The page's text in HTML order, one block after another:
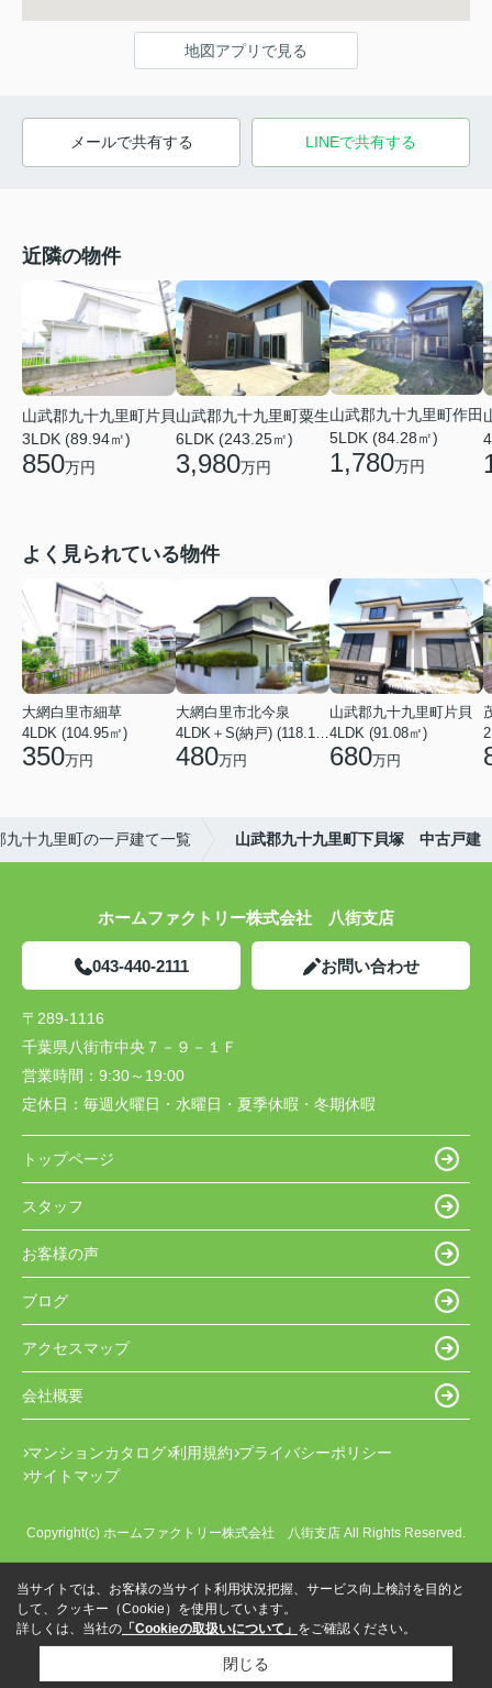
地図アプリで見る
メールで共有する LINEで共有する
近隣の物件
山武郡九十九里町片貝
3LDK (89.94㎡)
850万円
山武郡九十九里町粟生
6LDK (243.25㎡)
3,980万円
山武郡九十九里町作田
5LDK (84.28㎡)
1,780万円
よく見られている物件
大網白里市細草
4LDK (104.95㎡)
350万円
大網白里市北今泉
4LDK＋S(納戸) (118.13㎡)
480万円
山武郡九十九里町片貝
4LDK (91.08㎡)
680万円
九十九里町の一戸建て一覧 山武郡九十九里町下貝塚 中古戸建
ホームファクトリー株式会社 八街支店
043-440-2111 お問い合わせ
〒289-1116
千葉県八街市中央７－９－１Ｆ
営業時間： 9:30～19:00
定休日： 毎週火曜日・水曜日・夏季休暇・冬期休暇
トップページ
スタッフ
お客様の声
ブログ
アクセスマップ
会社概要
マンションカタログ 利用規約 プライバシーポリシー
サイトマップ
Copyright(c) ホームファクトリー株式会社 八街支店 All Rights Reserved.
当サイトでは、お客様の当サイト利用状況把握、サービス向上検討を目的と
して、クッキー（Cookie）を使用しています。
詳しくは、当社の 「Cookieの取扱いについて」 をご確認ください。
閉じる